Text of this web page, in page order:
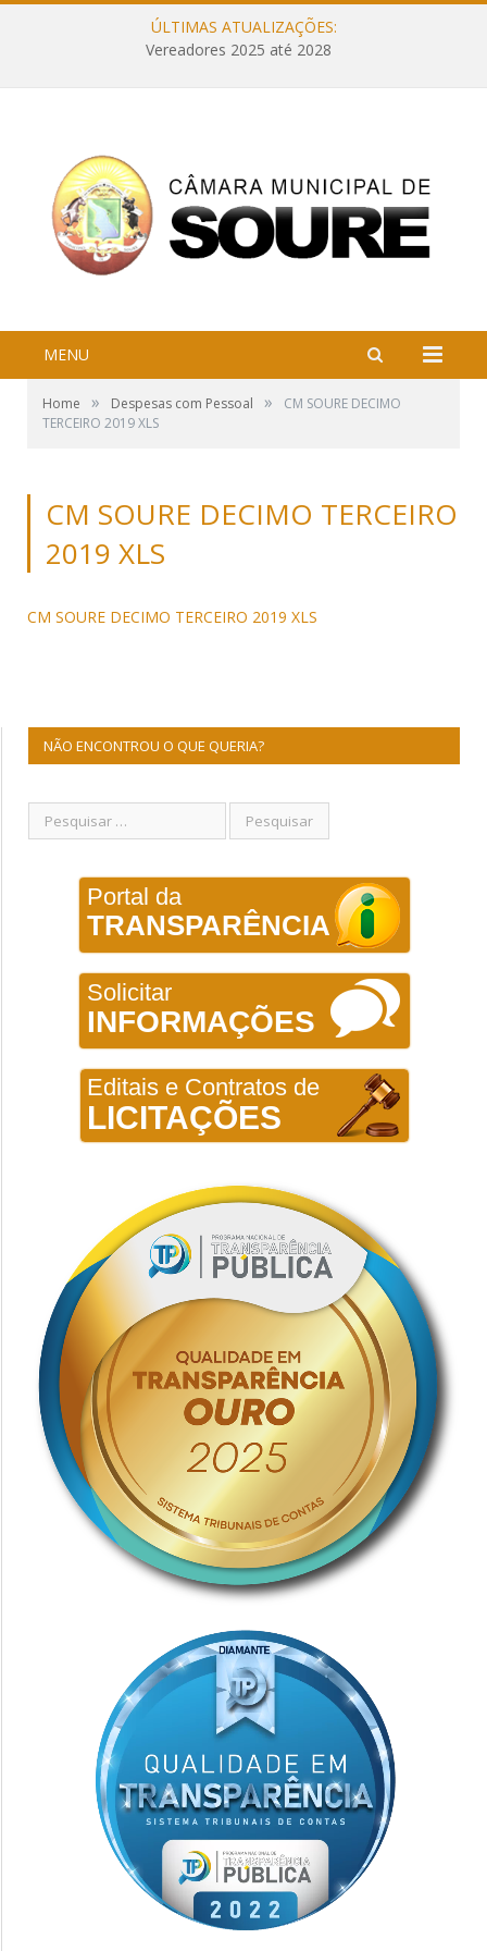
ÚLTIMAS ATUALIZAÇÕES:
Vereadores 2025 até 2028
MENU
Home » Despesas com Pessoal »
CM SOURE DECIMO
TERCEIRO 2019 XLS
CM SOURE DECIMO TERCEIRO
2019 XLS
CM SOURE DECIMO TERCEIRO 2019 XLS
NÃO ENCONTROU O QUE QUERIA?
Portal da
TRANSPARÊNCIA
Solicitar
INFORMAÇÕES
Editais e Contratos de
LICITAÇÕES